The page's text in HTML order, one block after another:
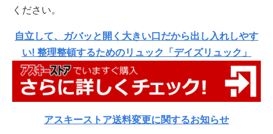
ください。
自立して、ガバッと開く大きい口だから出し入れしやす
い! 整理整頓するためのリュック「デイズリュック」
アスキーストア送料変更に関するお知らせ